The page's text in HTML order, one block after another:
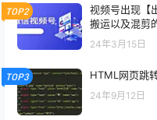
TOP2
视频号出现【
搬运以及混剪
24年3月15日
TOP3 HTML网页跳
24年9月12日